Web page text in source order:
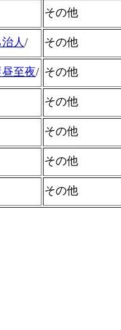
その他
人 /
その他
至夜/ その他
その他
その他
その他
その他